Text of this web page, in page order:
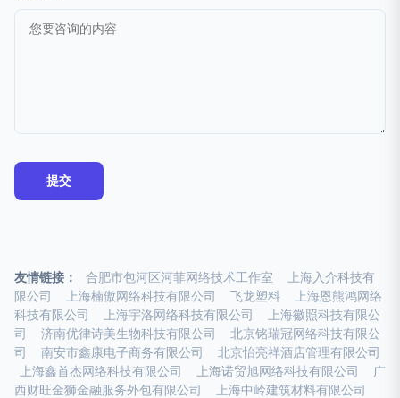
友情链接： 合肥市包河区河菲网络技术工作室
上海入介科技有
限公司
上海楠傲网络科技有限公司 飞龙塑料
上海恩熊鸿网络
科技有限公司
上海宇洛网络科技有限公司
上海徽照科技有限公
司
济南优律诗美生物科技有限公司
北京铭瑞冠网络科技有限公
司
南安市鑫康电子商务有限公司
北京怡亮祥酒店管理有限公司
上海鑫首杰网络科技有限公司
上海诺贸旭网络科技有限公司
广
西财旺金狮金融服务外包有限公司
上海中岭建筑材料有限公司